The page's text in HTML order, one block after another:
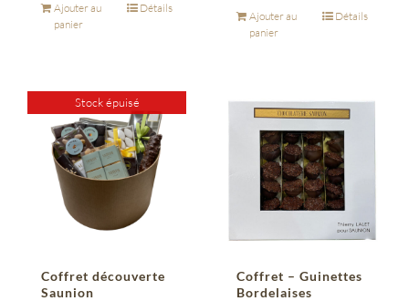
Ajouter au
panier
Détails
Ajouter au
panier
Détails
Stock épuisé
Coffret découverte
Saunion
Coffret – Guinettes
Bordelaises